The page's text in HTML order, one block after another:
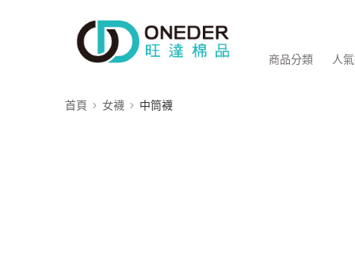
商品分類 人
首頁 女襪 中筒襪